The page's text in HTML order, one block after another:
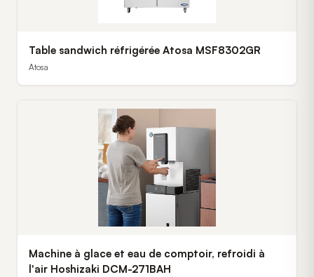
Table sandwich réfrigérée Atosa MSF8302GR
Atosa
Machine à glace et eau de comptoir, refroidi à
l'air Hoshizaki DCM-271BAH